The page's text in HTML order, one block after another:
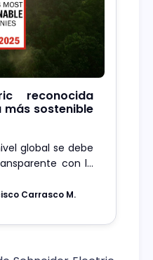
reconocida
sostenible
global se debe
con la
Carrasco M.